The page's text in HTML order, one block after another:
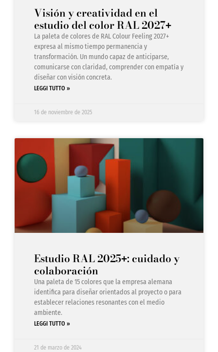
Visión y creatividad en el
estudio del color RAL 2027+
La paleta de colores de RAL Colour Feeling 2027+
expresa al mismo tiempo permanencia y
transformación. Un mundo capaz de anticiparse,
comunicarse con claridad, comprender con empatía y
diseñar con visión concreta.
LEGGI TUTTO »
16 de noviembre de 2025
Estudio RAL 2025+: cuidado y
colaboración
Una paleta de 15 colores que la empresa alemana
identifica para diseñar orientados al proyecto o para
establecer relaciones resonantes con el medio
ambiente.
LEGGI TUTTO »
21 de marzo de 2024